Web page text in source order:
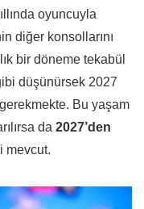
oyuncuyla
diğer konsollarını
bir döneme tekabül
düşünürsek 2027
Bu yaşam
da 2027’den
mevcut.